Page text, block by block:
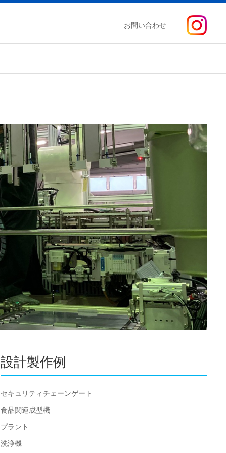
お問い合わせ
設計製作例
セキュリティチェーンゲート
食品関連成型機
プラント
洗浄機